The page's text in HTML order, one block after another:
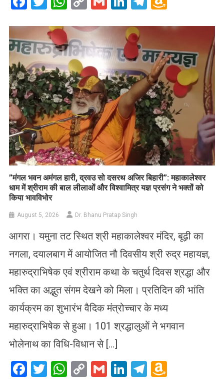
List
​”मंगल भवन अमंगल हारी, द्रवउ सो दसरथ अजिर बिहारी”: महाकालेश्वर
धाम में श्रीराम की बाल लीलाओं और विश्वामित्र यज्ञ प्रसंग ने भक्तों को
किया भावविभोर
August 5, 2026 Dr. Bhanu Pratap Singh
आगरा। यमुना तट स्थित श्री महाकालेश्वर मंदिर, बूढ़ी का
नगला, दयालबाग में आयोजित नौ दिवसीय श्री रुद्र महायज्ञ,
महारुद्राभिषेक एवं श्रीराम कथा के चतुर्थ दिवस श्रद्धा और
भक्ति का अद्भुत संगम देखने को मिला। प्रतिदिन की भांति
कार्यक्रम का शुभारंभ वैदिक मंत्रोच्चार के मध्य
महारुद्राभिषेक से हुआ। 101 श्रद्धालुओं ने भगवान
भोलेनाथ का विधि-विधान से […]
Facebook
Twitter
WhatsApp
CopyGmailLinkedIn
Telegram